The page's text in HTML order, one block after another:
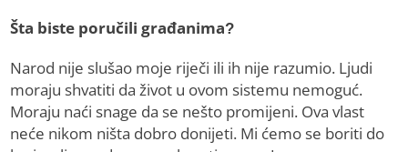
Šta biste poručili građanima?
Narod nije slušao moje riječi ili ih nije razumio. Ljudi
moraju shvatiti da život u ovom sistemu nemoguć.
Moraju naći snage da se nešto promijeni. Ova vlast
neće nikom ništa dobro donijeti. Mi ćemo se boriti do